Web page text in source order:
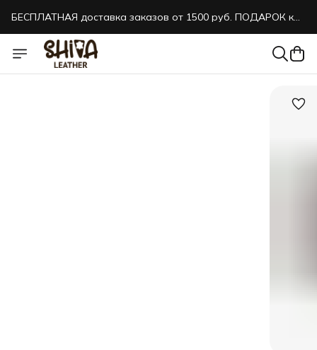
БЕСПЛАТНАЯ доставка заказов от 1500 руб. ПОДАРОК к